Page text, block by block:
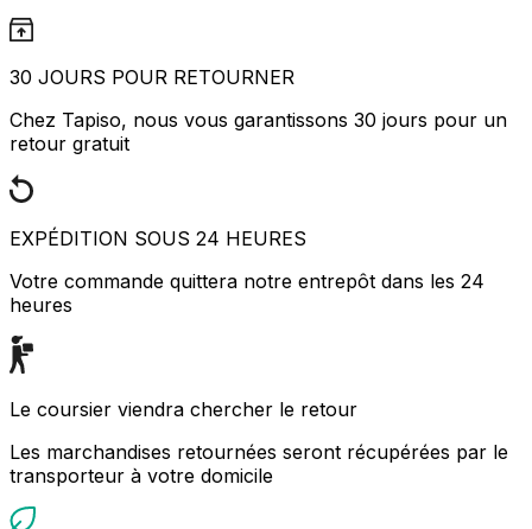
30 JOURS POUR RETOURNER
Chez Tapiso, nous vous garantissons 30 jours pour un
retour gratuit
EXPÉDITION SOUS 24 HEURES
Votre commande quittera notre entrepôt dans les 24
heures
Le coursier viendra chercher le retour
Les marchandises retournées seront récupérées par le
transporteur à votre domicile